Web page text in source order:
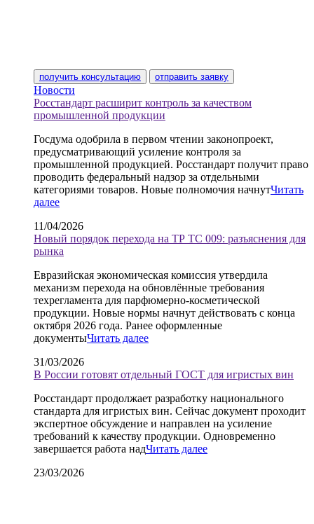
получить консультацию отправить заявку
Новости
Росстандарт расширит контроль за качеством
промышленной продукции
Госдума одобрила в первом чтении законопроект,
предусматривающий усиление контроля за
промышленной продукцией. Росстандарт получит право
проводить федеральный надзор за отдельными
категориями товаров. Новые полномочия начнутЧитать
далее
11/04/2026
Новый порядок перехода на ТР ТС 009: разъяснения для
рынка
Евразийская экономическая комиссия утвердила
механизм перехода на обновлённые требования
техрегламента для парфюмерно-косметической
продукции. Новые нормы начнут действовать с конца
октября 2026 года. Ранее оформленные
документыЧитать далее
31/03/2026
В России готовят отдельный ГОСТ для игристых вин
Росстандарт продолжает разработку национального
стандарта для игристых вин. Сейчас документ проходит
экспертное обсуждение и направлен на усиление
требований к качеству продукции. Одновременно
завершается работа надЧитать далее
23/03/2026